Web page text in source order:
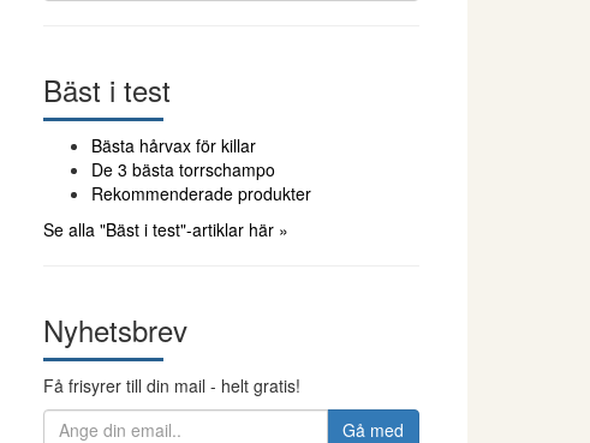
Bäst i test
Bästa hårvax för killar
De 3 bästa torrschampo
Rekommenderade produkter
Se alla "Bäst i test"-artiklar här »
Nyhetsbrev
Få frisyrer till din mail - helt gratis!
Gå med